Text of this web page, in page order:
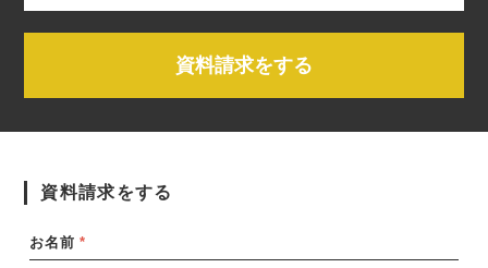
資料請求をする
資料請求をする
お名前 *